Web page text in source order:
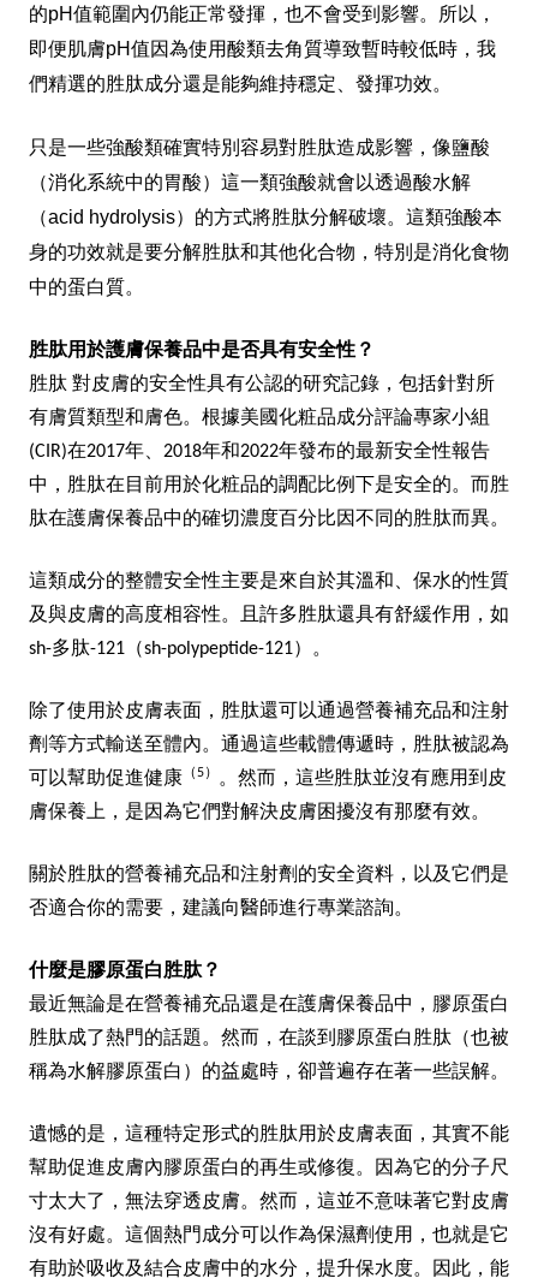
的pH值範圍內仍能正常發揮，也不會受到影響。所以，
即便肌膚pH值因為使用酸類去角質導致暫時較低時，我
們精選的胜肽成分還是能夠維持穩定、發揮功效。
只是一些強酸類確實特別容易對胜肽造成影響，像鹽酸
（消化系統中的胃酸）這一類強酸就會以透過酸水解
（acid hydrolysis）的方式將胜肽分解破壞。這類強酸本
身的功效就是要分解胜肽和其他化合物，特別是消化食物
中的蛋白質。
胜肽用於護膚保養品中是否具有安全性？
胜肽 對皮膚的安全性具有公認的研究記錄，包括針對所
有膚質類型和膚色。根據美國化粧品成分評論專家小組
(CIR)在2017年、2018年和2022年發布的最新安全性報告
中，胜肽在目前用於化粧品的調配比例下是安全的。而胜
肽在護膚保養品中的確切濃度百分比因不同的胜肽而異。
這類成分的整體安全性主要是來自於其溫和、保水的性質
及與皮膚的高度相容性。且許多胜肽還具有舒緩作用，如
sh-多肽-121（sh-polypeptide-121）。
除了使用於皮膚表面，胜肽還可以通過營養補充品和注射
劑等方式輸送至體內。通過這些載體傳遞時，胜肽被認為
可以幫助促進健康 （5） 。然而，這些胜肽並沒有應用到皮
膚保養上，是因為它們對解決皮膚困擾沒有那麼有效。
關於胜肽的營養補充品和注射劑的安全資料，以及它們是
否適合你的需要，建議向醫師進行專業諮詢。
什麼是膠原蛋白胜肽？
最近無論是在營養補充品還是在護膚保養品中，膠原蛋白
胜肽成了熱門的話題。然而，在談到膠原蛋白胜肽（也被
稱為水解膠原蛋白）的益處時，卻普遍存在著一些誤解。
遺憾的是，這種特定形式的胜肽用於皮膚表面，其實不能
幫助促進皮膚內膠原蛋白的再生或修復。因為它的分子尺
寸太大了，無法穿透皮膚。然而，這並不意味著它對皮膚
沒有好處。這個熱門成分可以作為保濕劑使用，也就是它
有助於吸收及結合皮膚中的水分，提升保水度。因此，能